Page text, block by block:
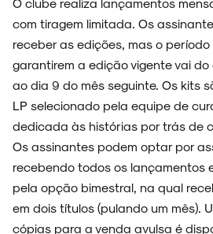
com tiragem limitada. Os
receber as edições, mas o
garantirem a edição vigente vai
ao dia 9 do mês seguinte. Os kits
LP selecionado pela equipe de
dedicada às histórias por trás de
Os assinantes podem optar por
recebendo todos os lançamentos
pela opção bimestral, na qual
em dois títulos (pulando um mês).
cópias para a venda avulsa é